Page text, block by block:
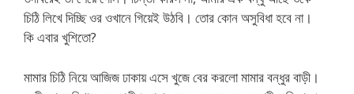
চিঠি লিখে দিচ্ছি ওর ওখানে গিয়েই উঠবি। তোর কোন অসুবিধা হবে না।
কি এবার খুশিতো?
মামার চিঠি নিয়ে আজিজ ঢাকায় এসে খুজে বের করলো মামার বন্ধুর বাড়ী।